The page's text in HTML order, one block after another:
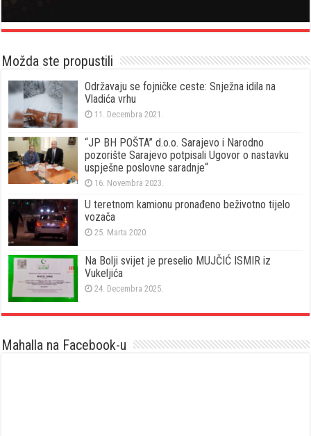
Možda ste propustili
Održavaju se fojničke ceste: Snježna idila na
Vladića vrhu
11. Decembra 2021.
“JP BH POŠTA” d.o.o. Sarajevo i Narodno
pozorište Sarajevo potpisali Ugovor o nastavku
uspješne poslovne saradnje“
16. Novembra 2023.
U teretnom kamionu pronađeno beživotno tijelo
vozača
25. Marta 2020.
Na Bolji svijet je preselio MUJČIĆ ISMIR iz
Vukeljića
24. Decembra 2025.
Mahalla na Facebook-u